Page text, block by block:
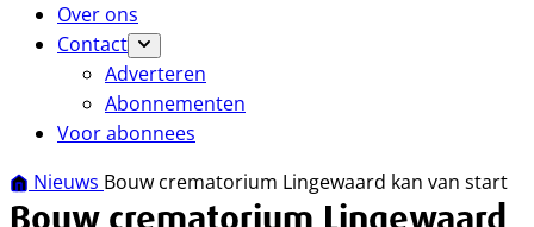
Over ons
Contact
Adverteren
Abonnementen
Voor abonnees
Nieuws Bouw crematorium Lingewaard kan van start